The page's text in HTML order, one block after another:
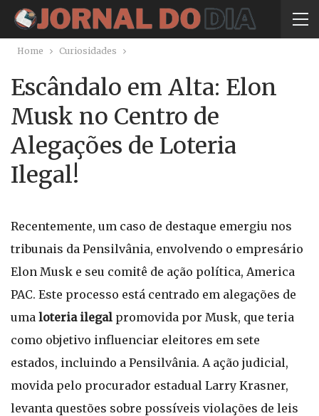
Home Curiosidades
Escândalo em Alta: Elon
Musk no Centro de
Alegações de Loteria
Ilegal!
Recentemente, um caso de destaque emergiu nos
tribunais da Pensilvânia, envolvendo o empresário
Elon Musk e seu comitê de ação política, America
PAC. Este processo está centrado em alegações de
uma loteria ilegal promovida por Musk, que teria
como objetivo influenciar eleitores em sete
estados, incluindo a Pensilvânia. A ação judicial,
movida pelo procurador estadual Larry Krasner,
levanta questões sobre possíveis violações de leis